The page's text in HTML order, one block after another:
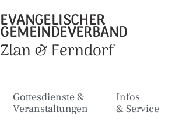
EVANGELISCHER
GEMEINDEVERBAND
Zlan & Ferndorf
Gottesdienste &
Veranstaltungen
Infos
& Service